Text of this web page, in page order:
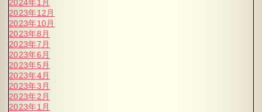
2024年1月
2023年12月
2023年10月
2023年8月
2023年7月
2023年6月
2023年5月
2023年4月
2023年3月
2023年2月
2023年1月